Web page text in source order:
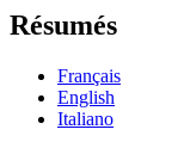
Résumés
Français
English
Italiano